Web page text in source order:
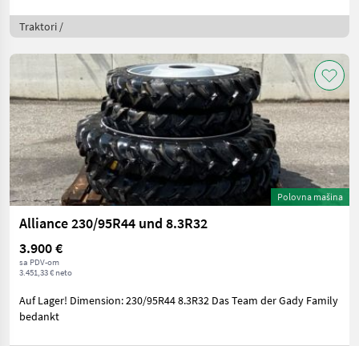
Traktori /
Polovna mašina
Alliance 230/95R44 und 8.3R32
3.900 €
sa PDV-om
3.451,33 € neto
Auf Lager! Dimension: 230/95R44 8.3R32 Das Team der Gady Family
bedankt